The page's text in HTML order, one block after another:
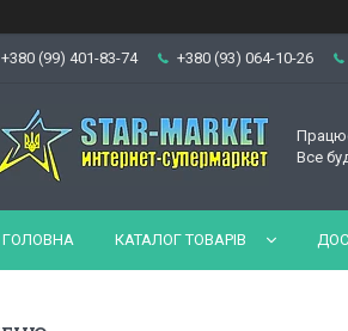
+380 (99) 401-83-74 +380 (93) 064-10-26
Все
ГОЛОВНА КАТАЛОГ ТОВАРІВ